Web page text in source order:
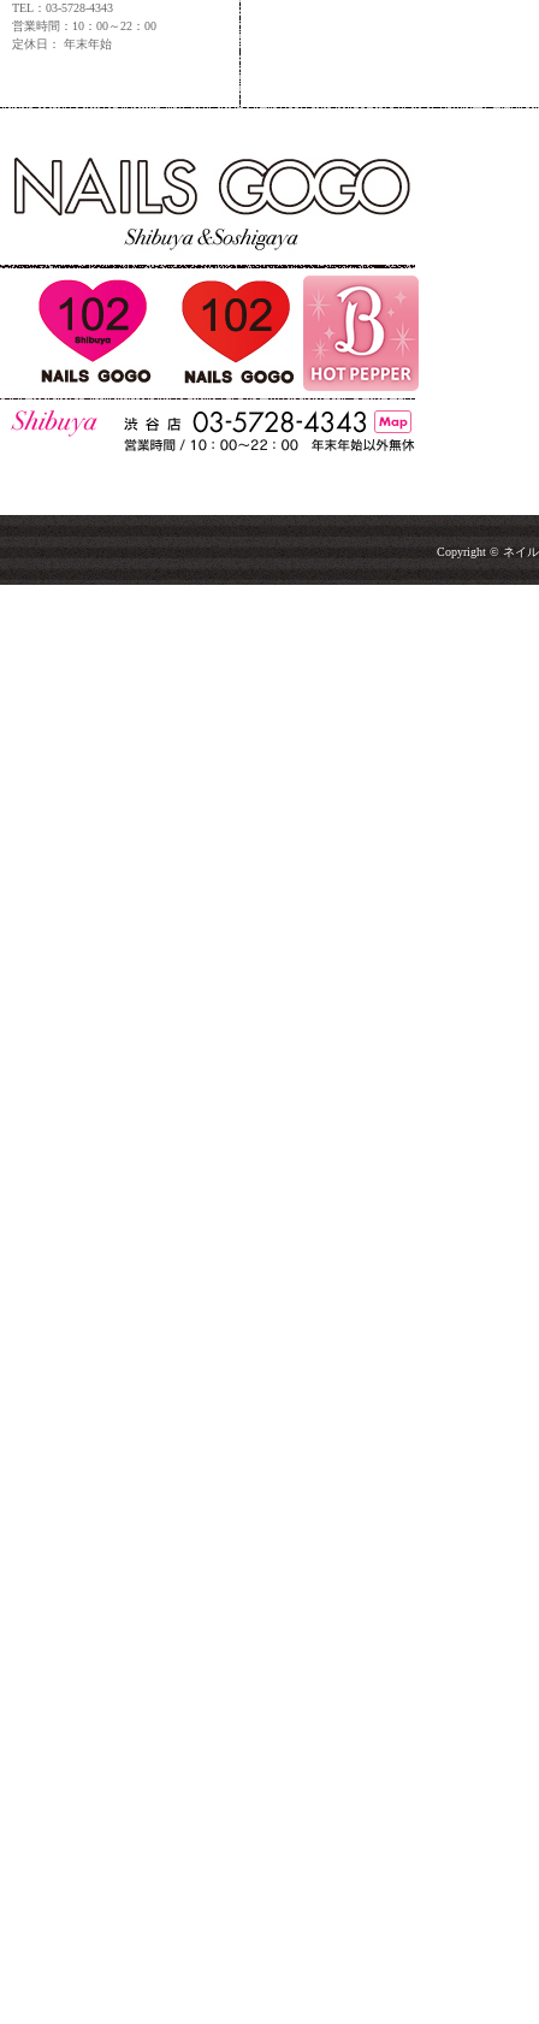
TEL：03-5728-4343
営業時間：10：00～22：00
定休日： 年末年始
Copyright © ネイル